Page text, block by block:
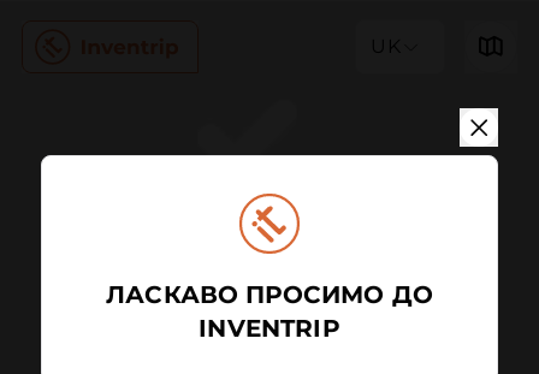
UK
ЛАСКАВО ПРОСИМО ДО
INVENTRIP